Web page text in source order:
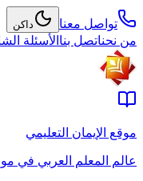
تواصل معنا داكن
من نحناتصل بنا الأسئلة
موقع الإيمان التعليمي
عالم المعلم العربي في